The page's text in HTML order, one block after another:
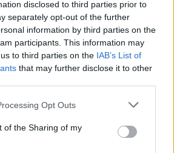
disclosed to third parties prior to
separately opt-out of the further
information by third parties on the
participants. This information may
to third parties on the IAB’s List of
that may further disclose it to other
Opt Outs
of the Sharing of my